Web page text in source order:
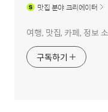
맛집분야 크리에이터
여행, 맛집, 카페, 정보
구독하기